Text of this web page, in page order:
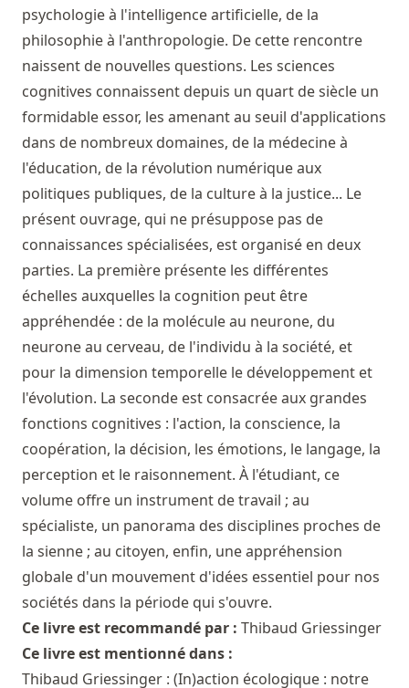
psychologie à l'intelligence artificielle, de la
philosophie à l'anthropologie. De cette rencontre
naissent de nouvelles questions. Les sciences
cognitives connaissent depuis un quart de siècle un
formidable essor, les amenant au seuil d'applications
dans de nombreux domaines, de la médecine à
l'éducation, de la révolution numérique aux
politiques publiques, de la culture à la justice... Le
présent ouvrage, qui ne présuppose pas de
connaissances spécialisées, est organisé en deux
parties. La première présente les différentes
échelles auxquelles la cognition peut être
appréhendée : de la molécule au neurone, du
neurone au cerveau, de l'individu à la société, et
pour la dimension temporelle le développement et
l'évolution. La seconde est consacrée aux grandes
fonctions cognitives : l'action, la conscience, la
coopération, la décision, les émotions, le langage, la
perception et le raisonnement. À l'étudiant, ce
volume offre un instrument de travail ; au
spécialiste, un panorama des disciplines proches de
la sienne ; au citoyen, enfin, une appréhension
globale d'un mouvement d'idées essentiel pour nos
sociétés dans la période qui s'ouvre.
Ce livre est recommandé par : Thibaud Griessinger
Ce livre est mentionné dans :
Thibaud Griessinger : (In)action écologique : notre